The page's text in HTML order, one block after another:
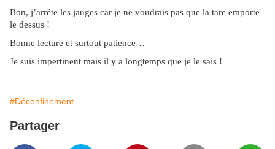
Bon, j’arrête les jauges car je ne voudrais pas que la tare emporte
le dessus !
Bonne lecture et surtout patience…
Je suis impertinent mais il y a longtemps que je le sais !
#Déconfinement
Partager